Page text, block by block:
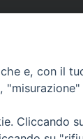
e, con il
Cliccando